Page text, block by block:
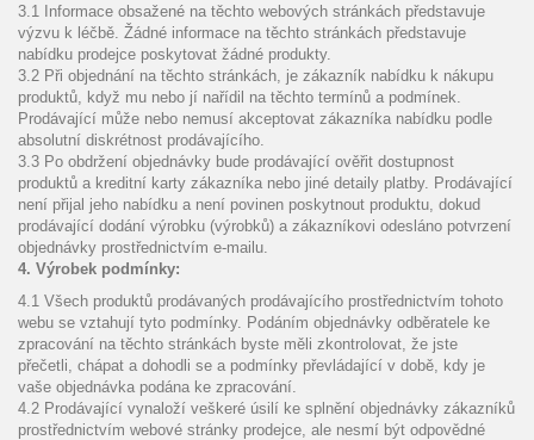
3.1 Informace obsažené na těchto webových stránkách představuje
výzvu k léčbě. Žádné informace na těchto stránkách představuje
nabídku prodejce poskytovat žádné produkty.
3.2 Při objednání na těchto stránkách, je zákazník nabídku k nákupu
produktů, když mu nebo jí nařídil na těchto termínů a podmínek.
Prodávající může nebo nemusí akceptovat zákazníka nabídku podle
absolutní diskrétnost prodávajícího.
3.3 Po obdržení objednávky bude prodávající ověřit dostupnost
produktů a kreditní karty zákazníka nebo jiné detaily platby. Prodávající
není přijal jeho nabídku a není povinen poskytnout produktu, dokud
prodávající dodání výrobku (výrobků) a zákazníkovi odesláno potvrzení
objednávky prostřednictvím e-mailu.
4. Výrobek podmínky:
4.1 Všech produktů prodávaných prodávajícího prostřednictvím tohoto
webu se vztahují tyto podmínky. Podáním objednávky odběratele ke
zpracování na těchto stránkách byste měli zkontrolovat, že jste
přečetli, chápat a dohodli se a podmínky převládající v době, kdy je
vaše objednávka podána ke zpracování.
4.2 Prodávající vynaloží veškeré úsilí ke splnění objednávky zákazníků
prostřednictvím webové stránky prodejce, ale nesmí být odpovědné